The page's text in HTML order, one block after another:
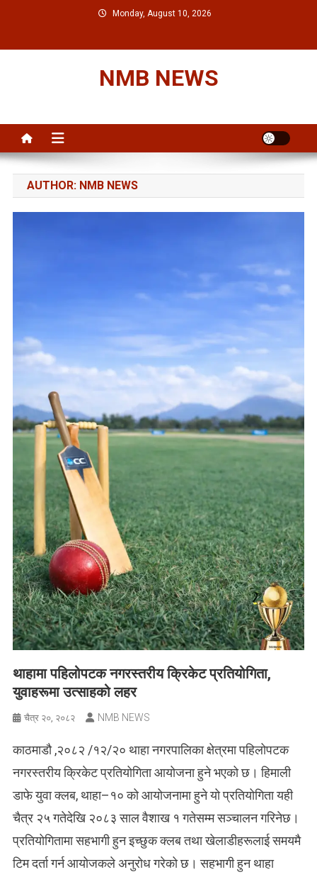
Monday, August 10, 2026
NMB NEWS
AUTHOR: NMB NEWS
थाहामा पहिलोपटक नगरस्तरीय क्रिकेट प्रतियोगिता,
युवाहरूमा उत्साहको लहर
चैत्र २०, २०८२ NMB NEWS
काठमाडौ ,२०८२ /१२/२० थाहा नगरपालिका क्षेत्रमा पहिलोपटक
नगरस्तरीय क्रिकेट प्रतियोगिता आयोजना हुने भएको छ। हिमाली
डाफे युवा क्लब, थाहा–१० को आयोजनामा हुने यो प्रतियोगिता यही
चैत्र २५ गतेदेखि २०८३ साल वैशाख १ गतेसम्म सञ्चालन गरिनेछ।
प्रतियोगितामा सहभागी हुन इच्छुक क्लब तथा खेलाडीहरूलाई समयमै
टिम दर्ता गर्न आयोजकले अनुरोध गरेको छ। सहभागी हुन थाहा